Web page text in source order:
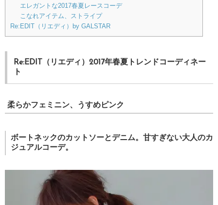
エレガントな2017春夏レースコーデ
こなれアイテム、ストライプ
Re:EDIT（リエディ）by GALSTAR
Re:EDIT（リエディ）2017年春夏トレンドコーディネー
ト
柔らかフェミニン、うすめピンク
ボートネックのカットソーとデニム。甘すぎない大人のカ
ジュアルコーデ。